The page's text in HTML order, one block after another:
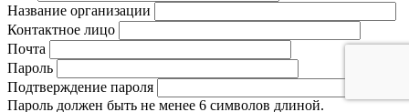
Название организации
Контактное лицо
Почта
Пароль
Подтверждение пароля
Пароль должен быть не менее 6 символов длиной.